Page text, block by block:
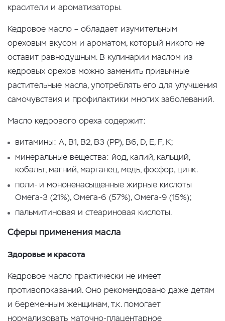
красители и ароматизаторы.
Кедровое масло – обладает изумительным
ореховым вкусом и ароматом, который никого не
оставит равнодушным. В кулинарии маслом из
кедровых орехов можно заменить привычные
растительные масла, употреблять его для улучшения
самочувствия и профилактики многих заболеваний.
Масло кедрового ореха содержит:
витамины: А, В1, В2, В3 (РР), В6, D, E, F, K;
минеральные вещества: йод, калий, кальций,
кобальт, магний, марганец, медь, фосфор, цинк.
поли- и мононенасыщенные жирные кислоты
Омега-3 (21%), Омега-6 (57%), Омега-9 (15%);
пальмитиновая и стеариновая кислоты.
Сферы применения масла
Здоровье и красота
Кедровое масло практически не имеет
противопоказаний. Оно рекомендовано даже детям
и беременным женщинам, т.к. помогает
нормализовать маточно-плацентарное